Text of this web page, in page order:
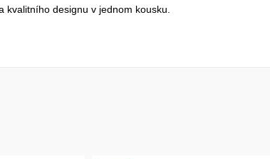
kvalitního designu v jednom kousku.